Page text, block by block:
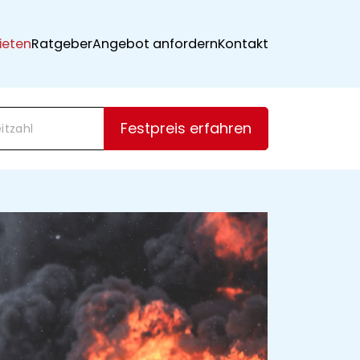
RatgeberAngebot anfordernKontakt
Festpreis erfahren